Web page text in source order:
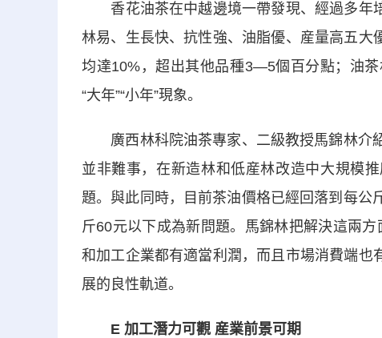
香花油茶在中越邊境一帶發現、經過多年
林易、生長快、抗性強、油脂優、産量高五
均達10%，超出其他品種3—5個百分點；油
“大年”“小年”現象。
廣西林科院油茶專家、二級教授馬錦林介
並非難事，在新造林和低産林改造中大規模
題。與此同時，目前茶油價格已經回落到每公
斤60元以下成為新問題。馬錦林把解決這兩方
和加工企業都有適當利潤，而且市場消費端
展的良性軌道。
E 加工潛力可觀 産業前景可期